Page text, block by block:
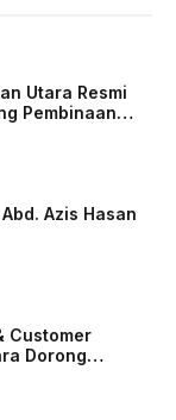
Utara Resmi
Pembinaan
Azis Hasan
Customer
Dorong
di Kota